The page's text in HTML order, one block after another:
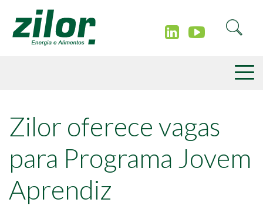
Zilor oferece vagas
para Programa Jovem
Aprendiz